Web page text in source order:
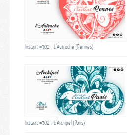
Instant #301 – L’Autruche (Rennes)
Instant #302 – L’Archipel (Paris)